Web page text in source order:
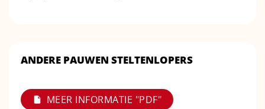
ANDERE PAUWEN STELTENLOPERS
MEER INFORMATIE "PDF"